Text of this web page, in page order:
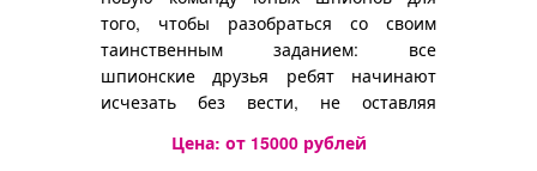
того, чтобы разобраться со своим
таинственным заданием: все
шпионские друзья ребят начинают
исчезать без вести, не оставляя
Цена: от 15000рублей